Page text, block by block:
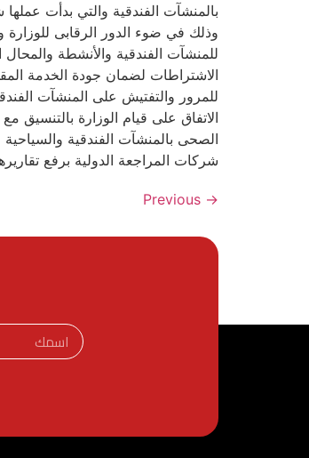
بالمنشآت الفندقية والتي بدأت
وذلك في ضوء الدور الرقابى
للمنشآت الفندقية والأنشطة
الاشتراطات لضمان جودة الخدمة
للمرور والتفتيش على المنشآت
الاتفاق على قيام الوزارة
الصحى بالمنشآت الفندقية
شركات المراجعة الدولية برفع
→